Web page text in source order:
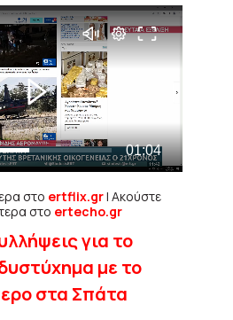
στο ertflix.gr| Ακούστε
στο ertecho.gr
για το
με το
στα Σπάτα